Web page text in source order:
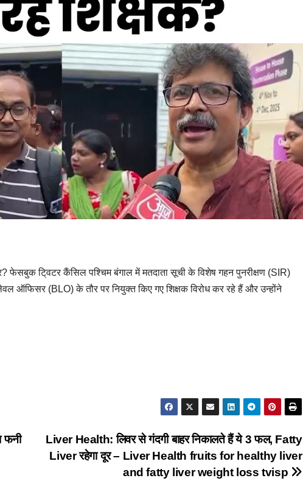
फेसबुक टि्वटर कैंसिल पश्चिम बंगाल में मतदाता सूची के विशेष गहन पुनरीक्षण (SIR)
ऑफिसर (BLO) के तौर पर नियुक्त किए गए शिक्षक विरोध कर रहे हैं और उन्होंने
Liver Health: लिवर से गंदगी बाहर निकालते हैं ये 3 फल, Fatty
Liver रहेगा दूर – Liver Health fruits for healthy liver
and fatty liver weight loss tvisp
फनी